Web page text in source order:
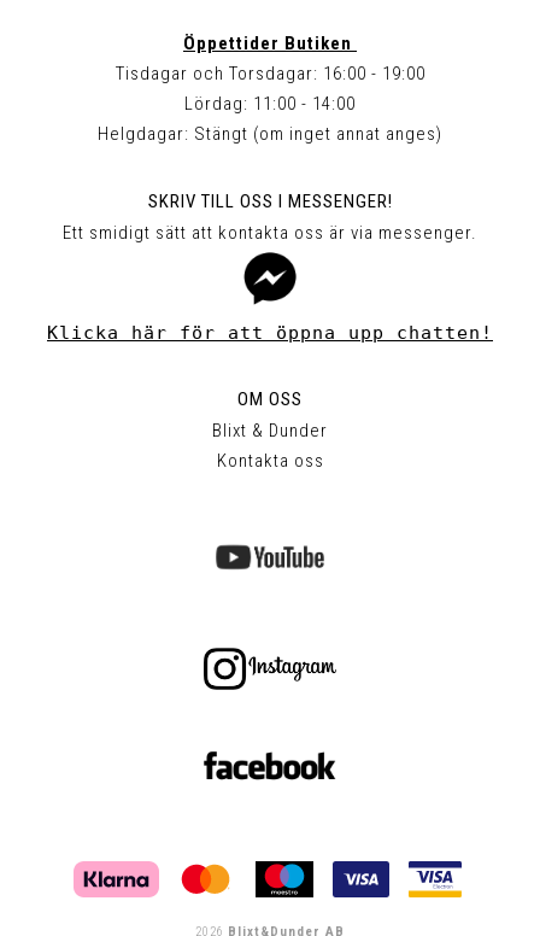
Öppettider Butiken
Tisdagar och Torsdagar: 16:00 - 19:00
Lördag: 11:00 - 14:00
Helgdagar: Stängt (om inget annat anges)
SKRIV TILL OSS I MESSENGER!
Ett smidigt sätt att kontakta oss är via messenger.
Klicka här för att öppna upp chatten!
OM OSS
Blixt & Dunder
Kontakta oss
2026 Blixt&Dunder AB